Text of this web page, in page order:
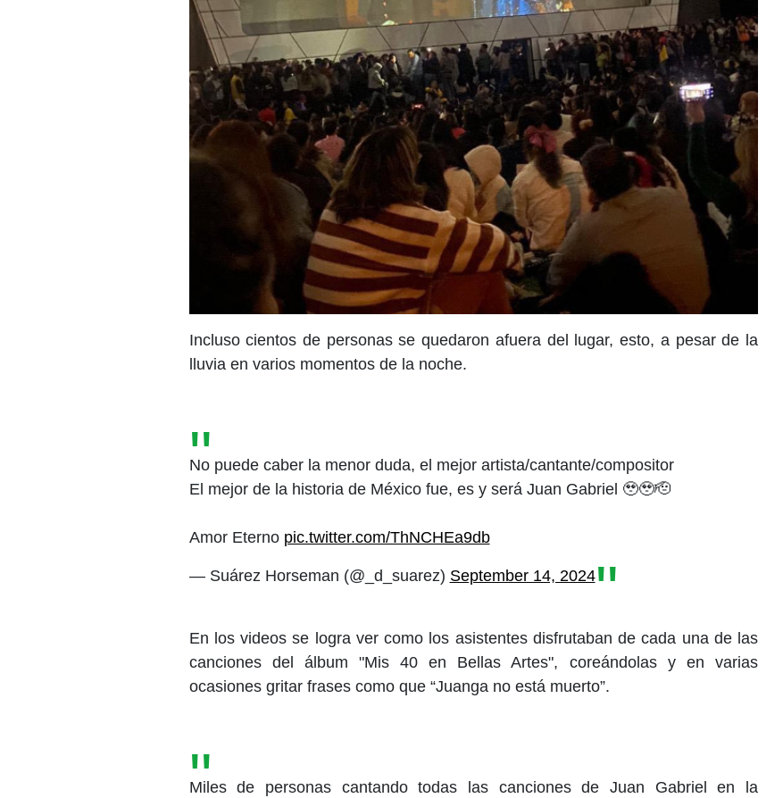
Incluso cientos de personas se quedaron afuera del lugar, esto, a pesar de la
lluvia en varios momentos de la noche.
No puede caber la menor duda, el mejor artista/cantante/compositor
El mejor de la historia de México fue, es y será Juan Gabriel 🥹🥹🫡
Amor Eterno pic.twitter.com/ThNCHEa9db
— Suárez Horseman (@_d_suarez) September 14, 2024
En los videos se logra ver como los asistentes disfrutaban de cada una de las
canciones del álbum "Mis 40 en Bellas Artes", coreándolas y en varias
ocasiones gritar frases como que “Juanga no está muerto”.
Miles de personas cantando todas las canciones de Juan Gabriel en la